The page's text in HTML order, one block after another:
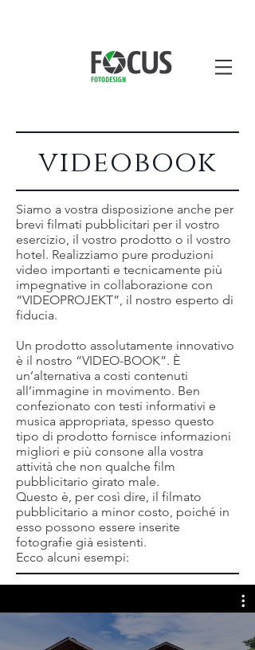
Siamo a vostra disposizione anche per
brevi filmati pubblicitari per il vostro
esercizio, il vostro prodotto o il vostro
hotel. Realizziamo pure produzioni
video importanti e tecnicamente più
impegnative in collaborazione con
“VIDEOPROJEKT”, il nostro esperto di
fiducia.
Un prodotto assolutamente innovativo
è il nostro “VIDEO-BOOK”. È
un’alternativa a costi contenuti
all’immagine in movimento. Ben
confezionato con testi informativi e
musica appropriata, spesso questo
tipo di prodotto fornisce informazioni
migliori e più consone alla vostra
attività che non qualche film
pubblicitario girato male.
Questo è, per così dire, il filmato
pubblicitario a minor costo, poiché in
esso possono essere inserite
fotografie già esistenti.
Ecco alcuni esempi:
videobook